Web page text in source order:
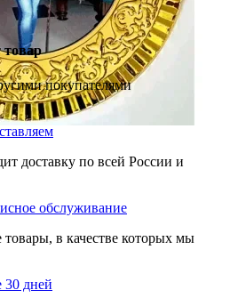
товар
покупателями
доставку по всей России и
обслуживание
в качестве которых мы
30 дней